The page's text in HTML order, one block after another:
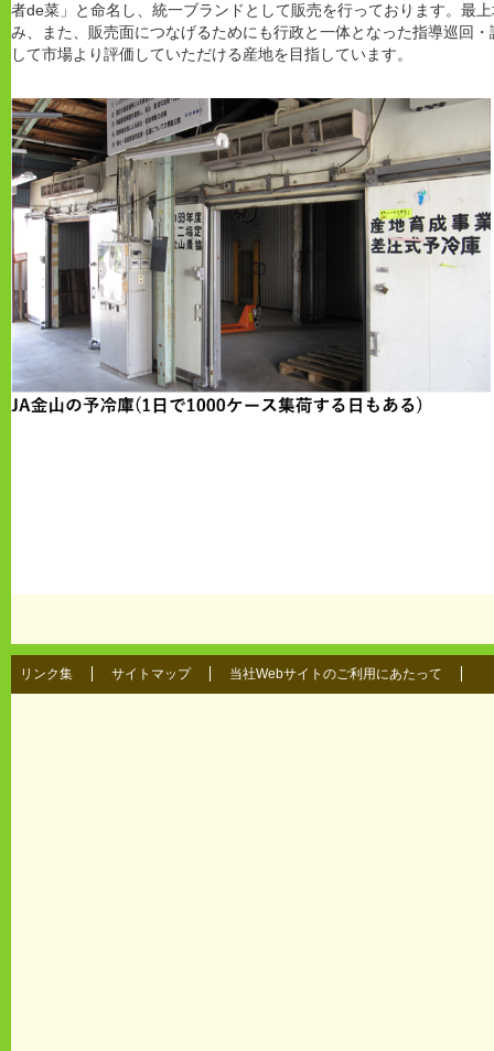
者de菜」と命名し、統一ブランドとして販売を行っております。最
み、また、販売面につなげるためにも行政と一体となった指導巡回
して市場より評価していただける産地を目指しています。
リンク集 サイトマップ 当社Webサイトのご利用にあたって